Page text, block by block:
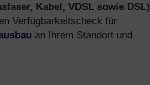
Kabel, VDSL sowie DSL)
Verfügbarkeitscheck für
an Ihrem Standort und